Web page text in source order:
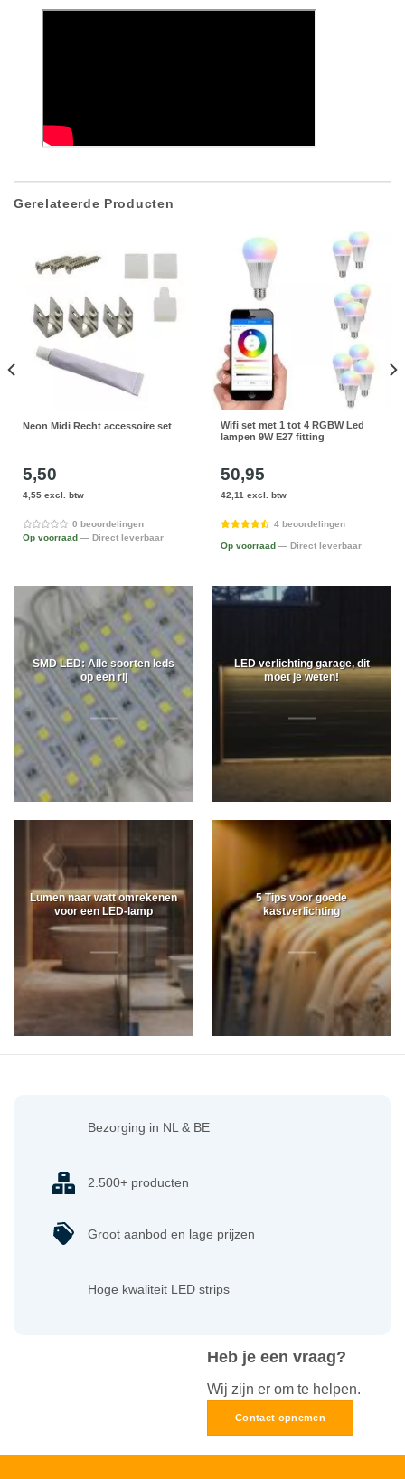
Gerelateerde Producten
Neon Midi Recht accessoire set
5,50
4,55 excl. btw
0 beoordelingen
Op voorraad — Direct leverbaar
Wifi set met 1 tot 4 RGBW Led
lampen 9W E27 fitting
50,95
42,11 excl. btw
4 beoordelingen
Op voorraad — Direct leverbaar
SMD LED: Alle soorten leds
op een rij
LED verlichting garage, dit
moet je weten!
Lumen naar watt omrekenen
voor een LED-lamp
5 Tips voor goede
kastverlichting
Heb je een vraag?
Wij zijn er om te helpen.
Contact opnemen
Bezorging in NL & BE
2.500+ producten
Groot aanbod en lage prijzen
Hoge kwaliteit LED strips